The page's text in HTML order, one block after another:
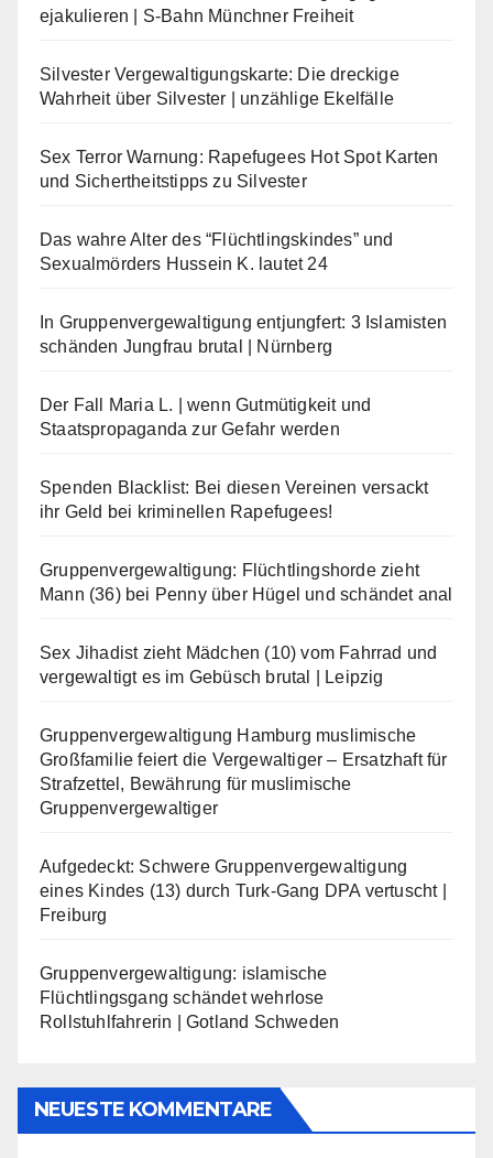
ejakulieren | S-Bahn Münchner Freiheit
Silvester Vergewaltigungskarte: Die dreckige
Wahrheit über Silvester | unzählige Ekelfälle
Sex Terror Warnung: Rapefugees Hot Spot Karten
und Sichertheitstipps zu Silvester
Das wahre Alter des “Flüchtlingskindes” und
Sexualmörders Hussein K. lautet 24
In Gruppenvergewaltigung entjungfert: 3 Islamisten
schänden Jungfrau brutal | Nürnberg
Der Fall Maria L. | wenn Gutmütigkeit und
Staatspropaganda zur Gefahr werden
Spenden Blacklist: Bei diesen Vereinen versackt
ihr Geld bei kriminellen Rapefugees!
Gruppenvergewaltigung: Flüchtlingshorde zieht
Mann (36) bei Penny über Hügel und schändet anal
Sex Jihadist zieht Mädchen (10) vom Fahrrad und
vergewaltigt es im Gebüsch brutal | Leipzig
Gruppenvergewaltigung Hamburg muslimische
Großfamilie feiert die Vergewaltiger – Ersatzhaft für
Strafzettel, Bewährung für muslimische
Gruppenvergewaltiger
Aufgedeckt: Schwere Gruppenvergewaltigung
eines Kindes (13) durch Turk-Gang DPA vertuscht |
Freiburg
Gruppenvergewaltigung: islamische
Flüchtlingsgang schändet wehrlose
Rollstuhlfahrerin | Gotland Schweden
NEUESTE KOMMENTARE